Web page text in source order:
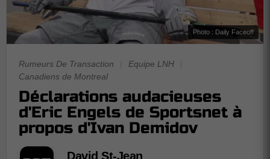
Photo : Daily Faceoff
Rumeurs De Transaction Equipe LNH
Canadiens de Montreal
Déclarations audacieuses
d'Eric Engels de Sportsnet à
propos d'Ivan Demidov
David St-Jean